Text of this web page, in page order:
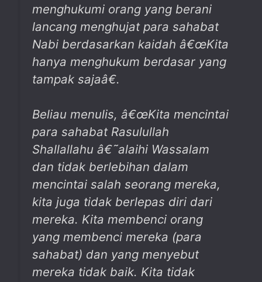
menghukumi orang yang berani
lancang menghujat para sahabat
Nabi berdasarkan kaidah â€œKita
hanya menghukum berdasar yang
tampak sajaâ€.
Beliau menulis, â€œKita mencintai
para sahabat Rasulullah
Shallallahu â€˜alaihi Wassalam
dan tidak berlebihan dalam
mencintai salah seorang mereka,
kita juga tidak berlepas diri dari
mereka. Kita membenci orang
yang membenci mereka (para
sahabat) dan yang menyebut
mereka tidak baik. Kita tidak